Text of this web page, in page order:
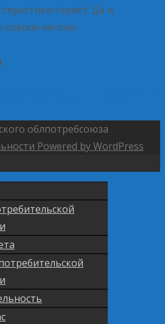
теряет. Да и
совсем негоже.
облпотребсоюза
Powered by WordPress